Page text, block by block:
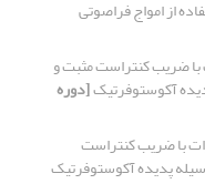
از امواج فراصوتی
با ضریب کنتراست مثبت و
آکوستوفرتیک[دوره
با ضریب کنتراست
پدیده آکوستوفرتیک